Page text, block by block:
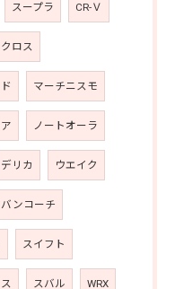
スープラ CR-Ｖ
ロス
マーチニスモ
ノートオーラ
デリカ ウエイク
ンコーチ
スイフト
スバル WRX